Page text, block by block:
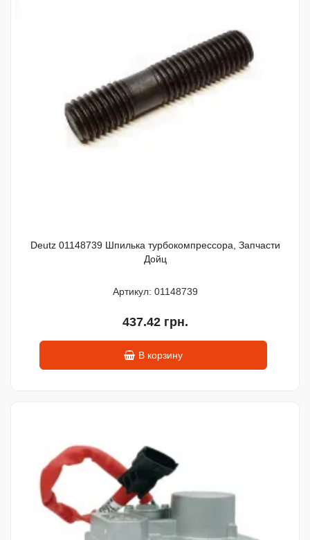
Deutz 01148739 Шпилька турбокомпрессора, Запчасти
Дойц
Артикул: 01148739
437.42 грн.
В корзину